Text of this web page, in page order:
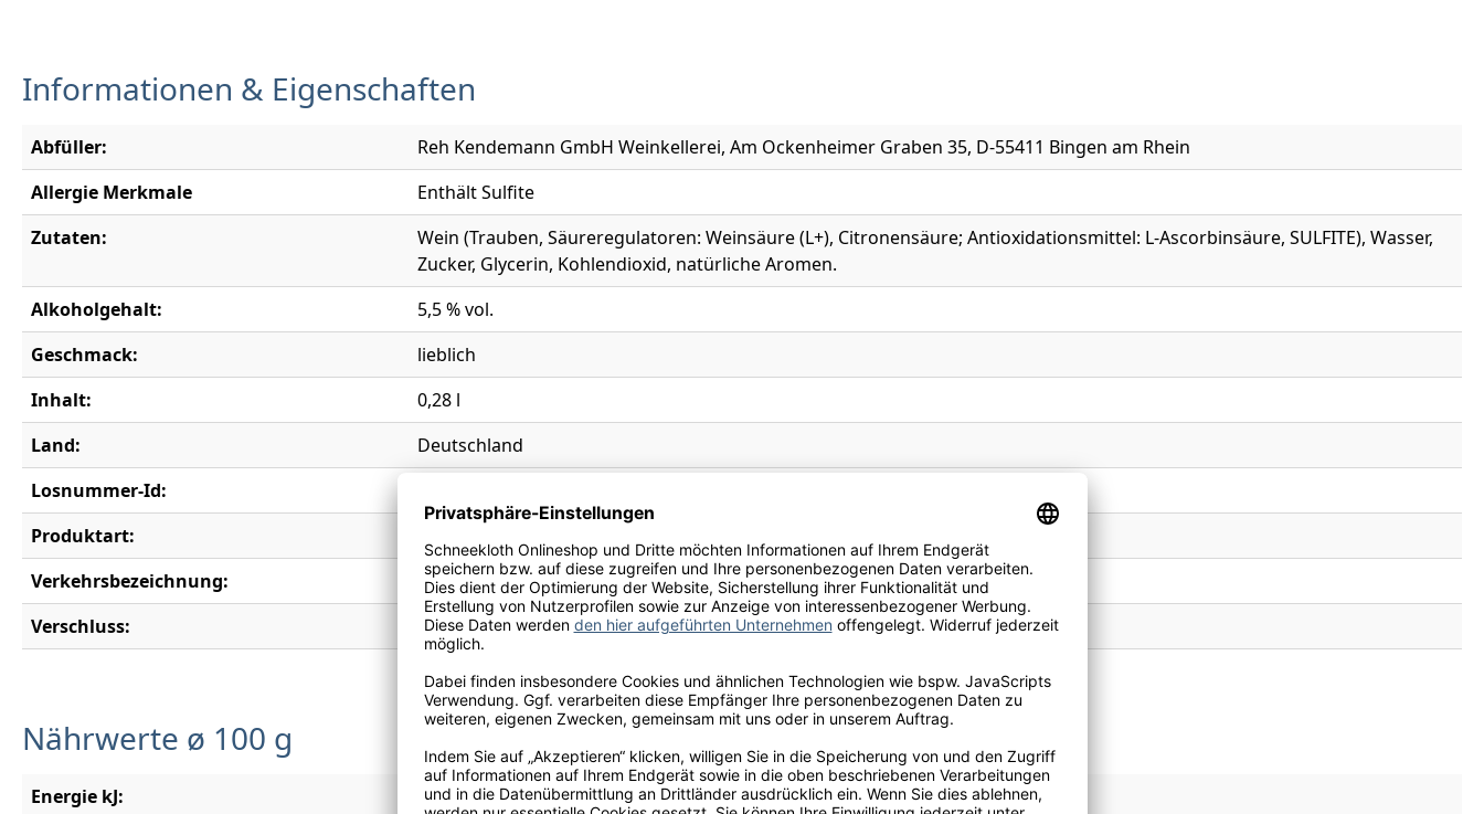
Informationen & Eigenschaften
Abfüller:
Reh Kendemann GmbH Weinkellerei, Am Ockenheimer Graben 35, D-55411 Bingen am Rhein
Allergie Merkmale
Enthält Sulfite
Zutaten:
Wein (Trauben, Säureregulatoren: Weinsäure (L+), Citronensäure; Antioxidationsmittel: L-Ascorbinsäure, SULFITE), Wasser,
Zucker, Glycerin, Kohlendioxid, natürliche Aromen.
Alkoholgehalt:
5,5 % vol.
Geschmack:
lieblich
Inhalt:
0,28 l
Land:
Deutschland
Losnummer-Id:
Produktart:
Verkehrsbezeichnung:
Aromatisierter weinhaltiger Cocktail, Flasche stehend lagern
Verschluss:
Kronkorken
Nährwerte ø 100 g
Energie kJ:
238 kJ